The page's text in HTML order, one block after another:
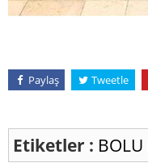
Paylaş Tweetle
Etiketler : BOLU